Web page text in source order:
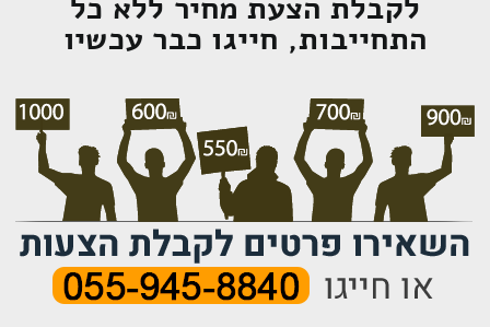
לקבלת הצעת מחיר ללא כל
התחייבות, חייגו כבר עכשיו